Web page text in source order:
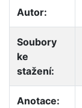
Autor:
Soubory
ke
stažení:
Anotace: